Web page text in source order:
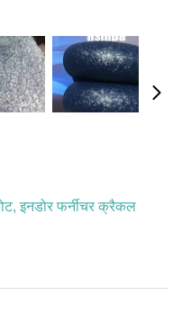
इनडोर फर्नीचर क्रैकल